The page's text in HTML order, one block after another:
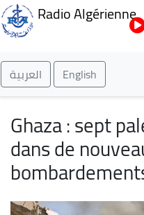
Radio Algérienne
العربية English
Ghaza : sept
dans de